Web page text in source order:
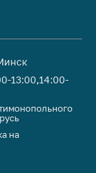
13:00,14:00-
на